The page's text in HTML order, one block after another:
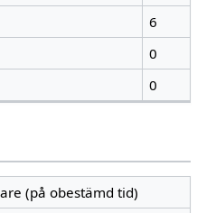
6
0
0
(på obestämd tid)